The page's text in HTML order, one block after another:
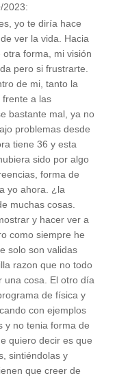
2023:
yo te diría hace
ver la vida. Hacia
forma, mi visión
pero si frustrarte.
de mi, tanto la
a las
bastante mal, ya no
problemas desde
tiene 36 y esta
sido por algo
forma de
yo ahora. ¿la
muchas cosas.
y hacer ver a
como siempre he
solo son validas
razon que no todo
una cosa. El otro día
de física y
con ejemplos
y no tenia forma de
quiero decir es que
sintiéndolas y
que creer de